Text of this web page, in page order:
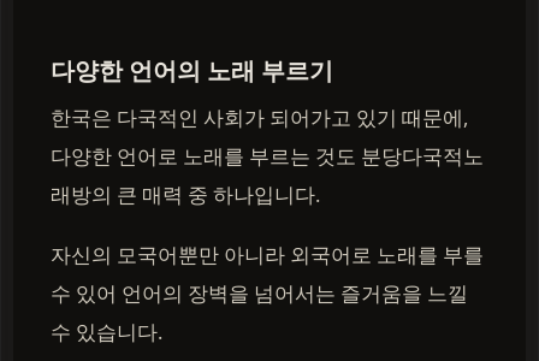
다양한 언어의 노래 부르기
한국은 다국적인 사회가 되어가고 있기 때문에,
다양한 언어로 노래를 부르는 것도 분당다국적노
래방의 큰 매력 중 하나입니다.
자신의 모국어뿐만 아니라 외국어로 노래를 부를
수 있어 언어의 장벽을 넘어서는 즐거움을 느낄
수 있습니다.